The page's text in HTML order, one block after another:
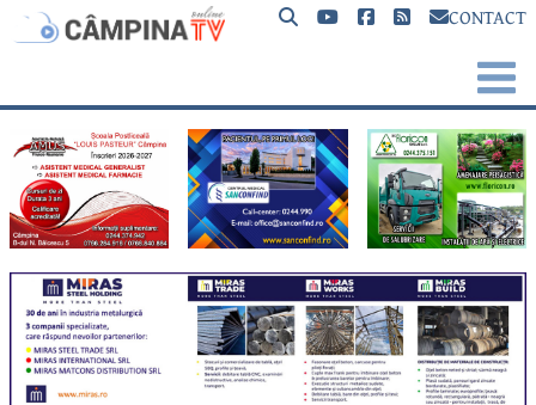
CONTACT